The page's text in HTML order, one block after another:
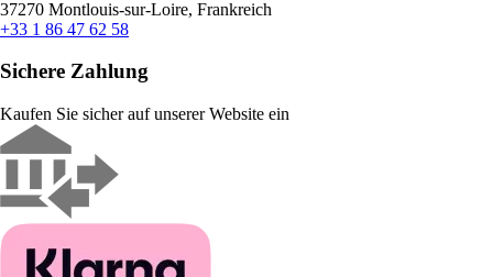
37270 Montlouis-sur-Loire, Frankreich
+33 1 86 47 62 58
Sichere Zahlung
Kaufen Sie sicher auf unserer Website ein